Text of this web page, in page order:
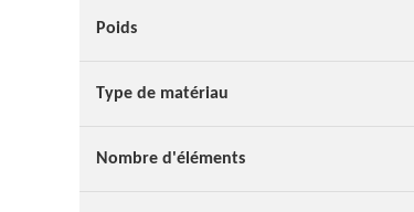
Poids
Type de matériau
Nombre d'éléments